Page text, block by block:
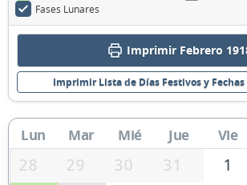
Fases Lunares
Imprimir Febrero
Imprimir Lista de Días Festivos y
Lun Mar Mié Jue Vie
28 29 30 31 1